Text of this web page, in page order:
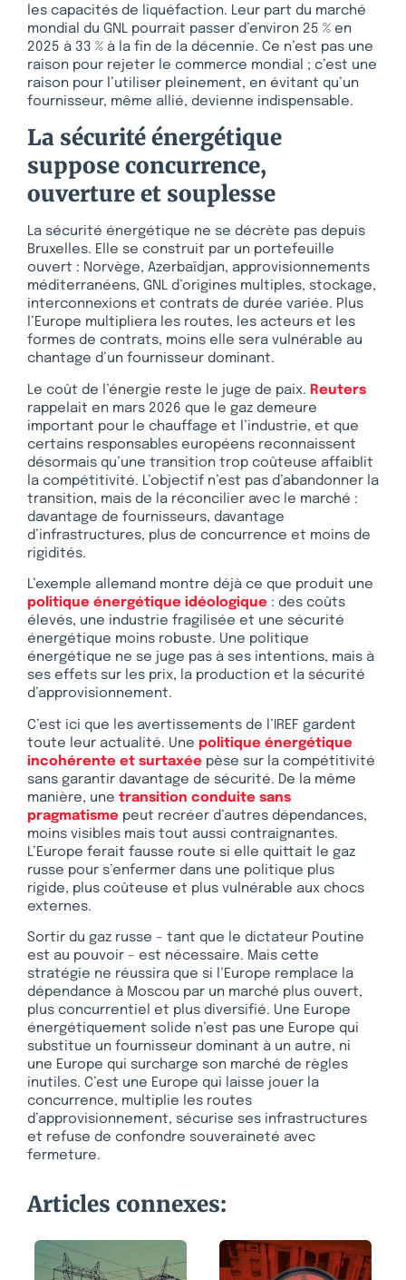
les capacités de liquéfaction. Leur part du marché
mondial du GNL pourrait passer d’environ 25 % en
2025 à 33 % à la fin de la décennie. Ce n’est pas une
raison pour rejeter le commerce mondial ; c’est une
raison pour l’utiliser pleinement, en évitant qu’un
fournisseur, même allié, devienne indispensable.
La sécurité énergétique
suppose concurrence,
ouverture et souplesse
La sécurité énergétique ne se décrète pas depuis
Bruxelles. Elle se construit par un portefeuille
ouvert : Norvège, Azerbaïdjan, approvisionnements
méditerranéens, GNL d’origines multiples, stockage,
interconnexions et contrats de durée variée. Plus
l’Europe multipliera les routes, les acteurs et les
formes de contrats, moins elle sera vulnérable au
chantage d’un fournisseur dominant.
Le coût de l’énergie reste le juge de paix. Reuters
rappelait en mars 2026 que le gaz demeure
important pour le chauffage et l’industrie, et que
certains responsables européens reconnaissent
désormais qu’une transition trop coûteuse affaiblit
la compétitivité. L’objectif n’est pas d’abandonner la
transition, mais de la réconcilier avec le marché :
davantage de fournisseurs, davantage
d’infrastructures, plus de concurrence et moins de
rigidités.
L’exemple allemand montre déjà ce que produit une
politique énergétique idéologique : des coûts
élevés, une industrie fragilisée et une sécurité
énergétique moins robuste. Une politique
énergétique ne se juge pas à ses intentions, mais à
ses effets sur les prix, la production et la sécurité
d’approvisionnement.
C’est ici que les avertissements de l’IREF gardent
toute leur actualité. Une politique énergétique
incohérente et surtaxée pèse sur la compétitivité
sans garantir davantage de sécurité. De la même
manière, une transition conduite sans
pragmatisme peut recréer d’autres dépendances,
moins visibles mais tout aussi contraignantes.
L’Europe ferait fausse route si elle quittait le gaz
russe pour s’enfermer dans une politique plus
rigide, plus coûteuse et plus vulnérable aux chocs
externes.
Sortir du gaz russe – tant que le dictateur Poutine
est au pouvoir – est nécessaire. Mais cette
stratégie ne réussira que si l’Europe remplace la
dépendance à Moscou par un marché plus ouvert,
plus concurrentiel et plus diversifié. Une Europe
énergétiquement solide n’est pas une Europe qui
substitue un fournisseur dominant à un autre, ni
une Europe qui surcharge son marché de règles
inutiles. C’est une Europe qui laisse jouer la
concurrence, multiplie les routes
d’approvisionnement, sécurise ses infrastructures
et refuse de confondre souveraineté avec
fermeture.
Articles connexes: